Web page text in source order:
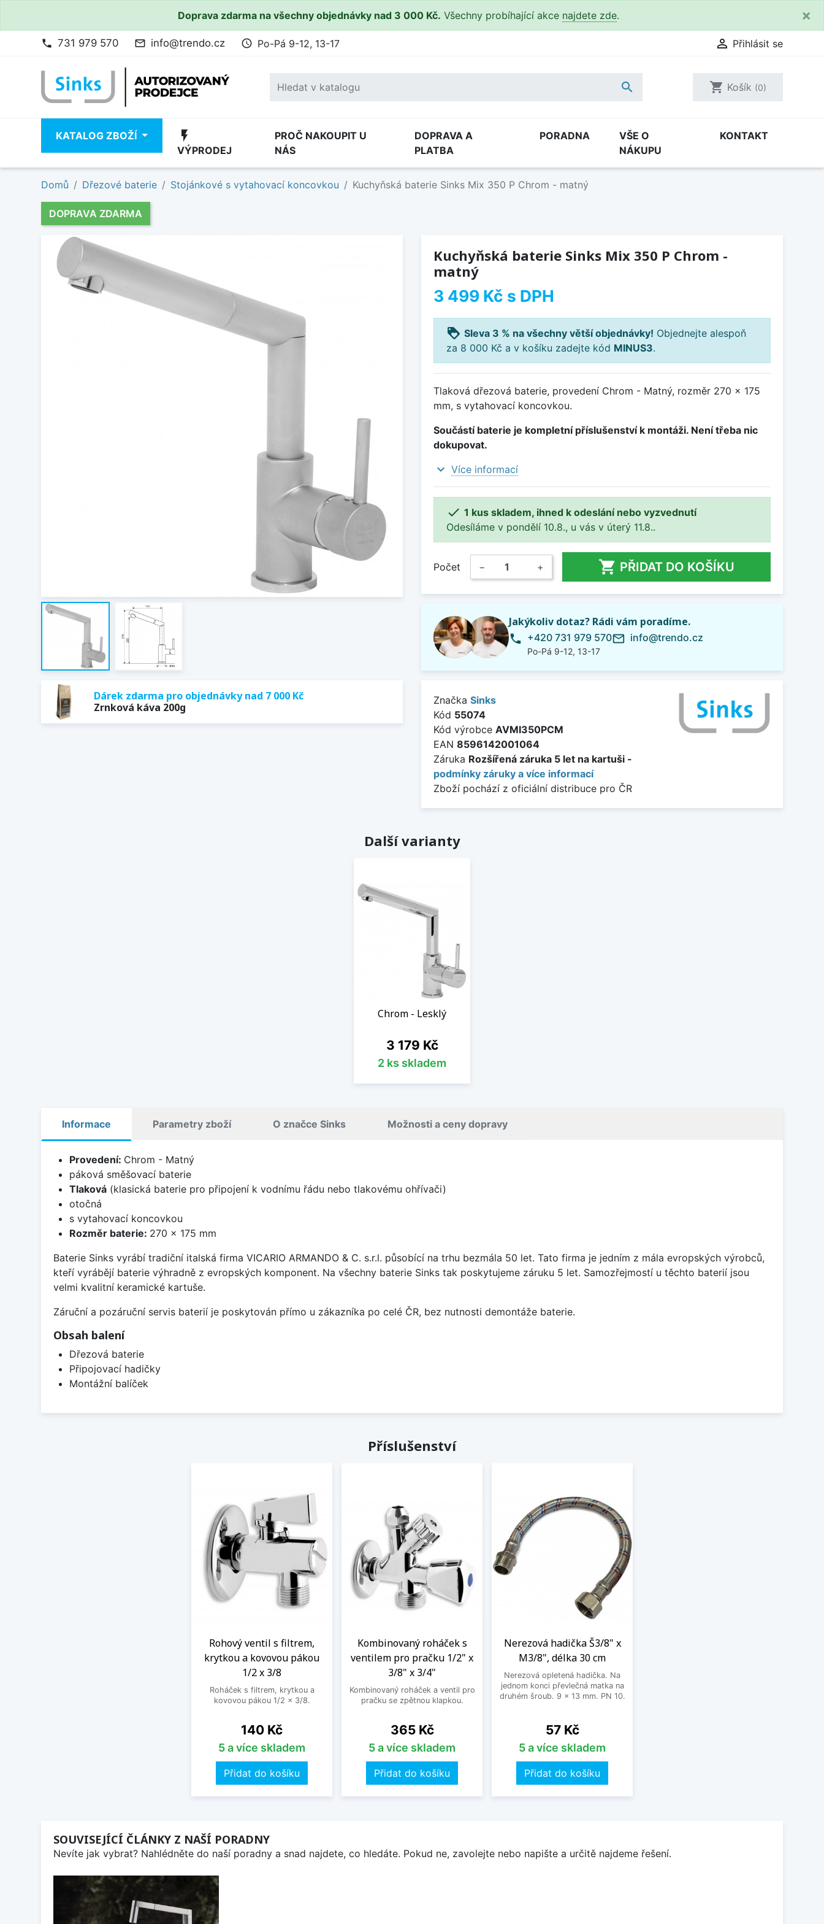
Doprava zdarma na všechny objednávky nad 3 000 Kč. Všechny probíhající akce najdete zde. ×
phone 731 979 570 mail_outline info@trendo.cz access_time Po-Pá 9-12, 13-17  Přihlásit se
 shopping_cart Košík (0)
KATALOG ZBOŽÍ flash_on
VÝPRODEJ
PROČ NAKOUPIT U
NÁS
DOPRAVA A
PLATBA
PORADNA
VŠE O
NÁKUPU
KONTAKT
Domů Dřezové baterie Stojánkové s vytahovací koncovkou Kuchyňská baterie Sinks Mix 350 P Chrom - matný
DOPRAVA ZDARMA
Dárek zdarma pro objednávky nad 7 000 Kč
Zrnková káva 200g
Kuchyňská baterie Sinks Mix 350 P Chrom -
matný
3 499 Kč s DPH
loyalty Sleva 3 % na všechny větší objednávky! Objednejte alespoň
za 8 000 Kč a v košíku zadejte kód MINUS3.
Tlaková dřezová baterie, provedení Chrom - Matný, rozměr 270 x 175
mm, s vytahovací koncovkou.
Součástí baterie je kompletní příslušenství k montáži. Není třeba nic
dokupovat.
expand_more Více informací
 1 kus skladem, ihned k odeslání nebo vyzvednutí
Odesíláme v pondělí 10.8., u vás v úterý 11.8..
Počet − +  PŘIDAT DO KOŠÍKU
Jakýkoliv dotaz? Rádi vám poradíme.
phone +420 731 979 570
Po-Pá 9-12, 13-17
mail_outline info@trendo.cz
Značka Sinks
Kód 55074
Kód výrobce AVMI350PCM
EAN 8596142001064
Záruka Rozšířená záruka 5 let na kartuši -
podmínky záruky a více informací
Zboží pochází z oficiální distribuce pro ČR
Další varianty
Chrom - Lesklý
Cena
3 179 Kč
2 ks skladem
Informace Parametry zboží O značce Sinks Možnosti a ceny dopravy
Provedení: Chrom - Matný
páková směšovací baterie
Tlaková(klasická baterie pro připojení k vodnímu řádu nebo tlakovému ohřívači)
otočná
s vytahovací koncovkou
Rozměr baterie: 270 x 175 mm
Baterie Sinks vyrábí tradiční italská firma VICARIO ARMANDO & C. s.r.l. působící na trhu bezmála 50 let. Tato firma je jedním z mála evropských výrobců,
kteří vyrábějí baterie výhradně z evropských komponent. Na všechny baterie Sinks tak poskytujeme záruku 5 let. Samozřejmostí u těchto baterií jsou
velmi kvalitní keramické kartuše.
Záruční a pozáruční servis baterií je poskytován přímo u zákazníka po celé ČR, bez nutnosti demontáže baterie.
Obsah balení
Dřezová baterie
Připojovací hadičky
Montážní balíček
Příslušenství
Rohový ventil s filtrem,
krytkou a kovovou pákou
1/2 x 3/8
Roháček s filtrem, krytkou a
kovovou pákou 1/2 x 3/8.
Cena
140 Kč
5 a více skladem
Přidat do košíku
Kombinovaný roháček s
ventilem pro pračku 1/2" x
3/8" x 3/4"
Kombinovaný roháček a ventil pro
pračku se zpětnou klapkou.
Cena
365 Kč
5 a více skladem
Přidat do košíku
Nerezová hadička Š3/8" x
M3/8", délka 30 cm
Nerezová opletená hadička. Na
jednom konci převlečná matka na
druhém šroub. 9 x 13 mm. PN 10.
Cena
57 Kč
5 a více skladem
Přidat do košíku
SOUVISEJÍCÍ ČLÁNKY Z NAŠÍ PORADNY
Nevíte jak vybrat? Nahlédněte do naší poradny a snad najdete, co hledáte. Pokud ne, zavolejte nebo napište a určitě najdeme řešení.